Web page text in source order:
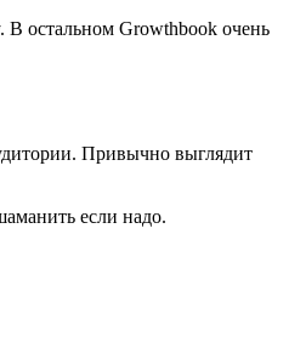
В остальном Growthbook очень
Привычно выглядит
если надо.